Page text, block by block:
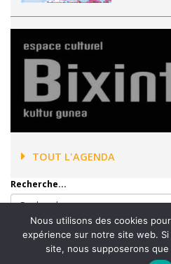
TOUT L'AGENDA
Recherche...
Nous utilisons des cookies
expérience sur notre site web.
site, nous supposerons